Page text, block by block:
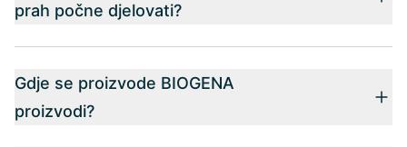
prah počne djelovati?
Gdje se proizvode BIOGENA
proizvodi?